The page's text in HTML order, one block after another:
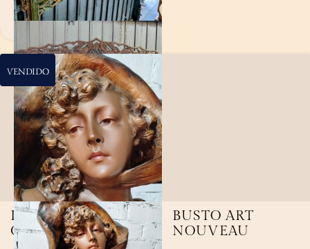
Compartir
VENDIDO
LAMPARA TINAJA
GRANDE
BUSTO ART
NOUVEAU